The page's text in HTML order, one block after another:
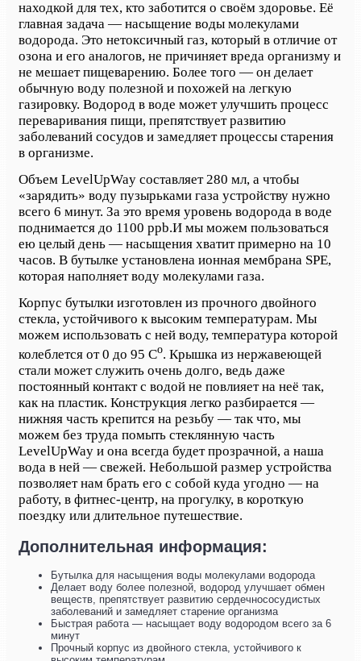
находкой для тех, кто заботится о своём здоровье. Её
главная задача — насыщение воды молекулами
водорода. Это нетоксичный газ, который в отличие от
озона и его аналогов, не причиняет вреда организму и
не мешает пищеварению. Более того — он делает
обычную воду полезной и похожей на легкую
газировку. Водород в воде может улучшить процесс
переваривания пищи, препятствует развитию
заболеваний сосудов и замедляет процессы старения
в организме.
Объем LevelUpWay составляет 280 мл, а чтобы
«зарядить» воду пузырьками газа устройству нужно
всего 6 минут. За это время уровень водорода в воде
поднимается до 1100 ppb.И мы можем пользоваться
ею целый день — насыщения хватит примерно на 10
часов. В бутылке установлена ионная мембрана SPE,
которая наполняет воду молекулами газа.
Корпус бутылки изготовлен из прочного двойного
стекла, устойчивого к высоким температурам. Мы
можем использовать с ней воду, температура которой
колеблется от 0 до 95 Со. Крышка из нержавеющей
стали может служить очень долго, ведь даже
постоянный контакт с водой не повлияет на неё так,
как на пластик. Конструкция легко разбирается —
нижняя часть крепится на резьбу — так что, мы
можем без труда помыть стеклянную часть
LevelUpWay и она всегда будет прозрачной, а наша
вода в ней — свежей. Небольшой размер устройства
позволяет нам брать его с собой куда угодно — на
работу, в фитнес-центр, на прогулку, в короткую
поездку или длительное путешествие.
Дополнительная информация:
Бутылка для насыщения воды молекулами водорода
Делает воду более полезной, водород улучшает обмен
веществ, препятствует развитию сердечнососудистых
заболеваний и замедляет старение организма
Быстрая работа — насыщает воду водородом всего за 6
минут
Прочный корпус из двойного стекла, устойчивого к